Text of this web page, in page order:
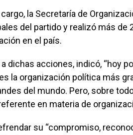
la Secretaría de
del partido y realizó más de
en el país.
a dichas acciones, indicó, “hoy
la organización política más
del mundo. Pero, sobre
en materia de
su “compromiso,